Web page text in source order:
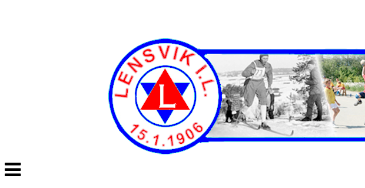
Veksle
navigasjon